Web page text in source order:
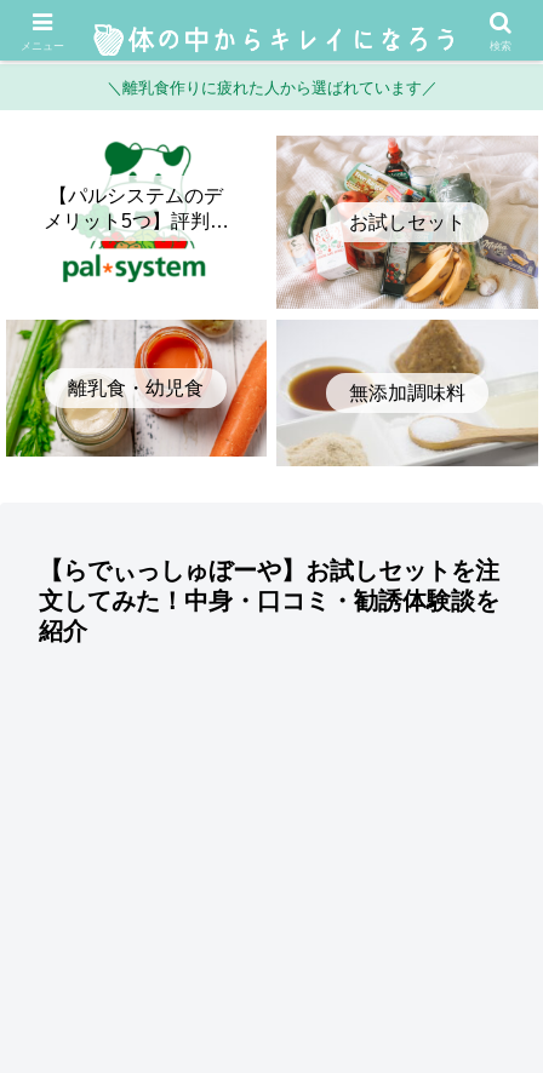
＼離乳食作りに疲れた人から選ばれています／
【パルシステムのデ
メリット5つ】評判・
口コミとメリットを
正直に比較してみた
お試しセット
離乳食・幼児食 無添加調味料
【らでぃっしゅぼーや】お試しセットを注
文してみた！中身・口コミ・勧誘体験談を
紹介
メニュー 検索